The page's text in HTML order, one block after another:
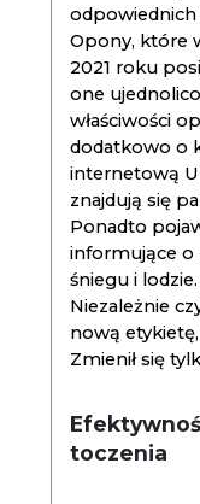
Opony, które
2021 roku
one
właściwości
dodatkowo o
internetową
znajdują się
Ponadto
informujące o
śniegu i lodzie.
Niezależnie
nową
Zmienił się
toczenia